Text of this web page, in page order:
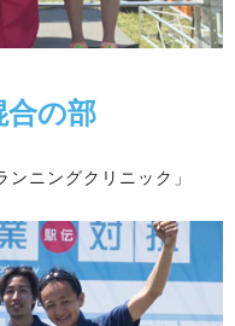
合の部
ニングクリニック」